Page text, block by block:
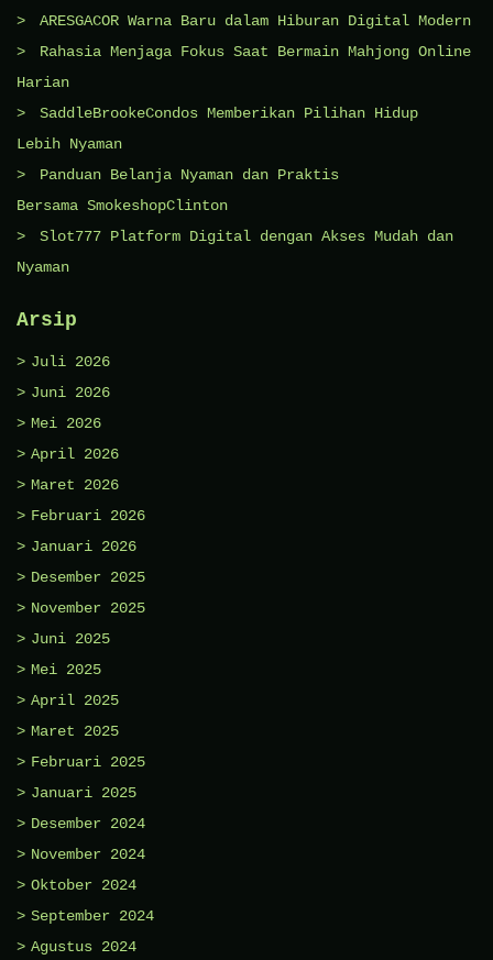
ARESGACOR Warna Baru dalam Hiburan Digital Modern
Rahasia Menjaga Fokus Saat Bermain Mahjong Online
Harian
SaddleBrookeCondos Memberikan Pilihan Hidup
Lebih Nyaman
Panduan Belanja Nyaman dan Praktis
Bersama SmokeshopClinton
Slot777 Platform Digital dengan Akses Mudah dan
Nyaman
Arsip
Juli 2026
Juni 2026
Mei 2026
April 2026
Maret 2026
Februari 2026
Januari 2026
Desember 2025
November 2025
Juni 2025
Mei 2025
April 2025
Maret 2025
Februari 2025
Januari 2025
Desember 2024
November 2024
Oktober 2024
September 2024
Agustus 2024